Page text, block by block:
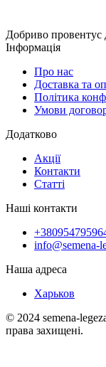
Добриво провентус
Інформація
Про нас
Доставка та
Політика
Умови
Додатково
Акції
Контакти
Статті
Наші контакти
info@semena-
Наша адреса
Харьков
© 2024 semena-
права захищені.